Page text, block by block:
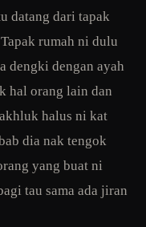
datang dari tapak
rumah ni dulu
dengki dengan ayah
hal orang lain dan
halus ni kat
dia nak tengok
yang buat ni
tau sama ada jiran